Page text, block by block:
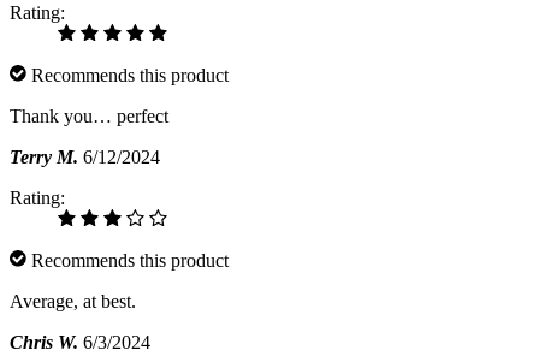
Rating:
Recommends this product
Thank you… perfect
Terry M. 6/12/2024
Rating:
Recommends this product
Average, at best.
Chris W. 6/3/2024